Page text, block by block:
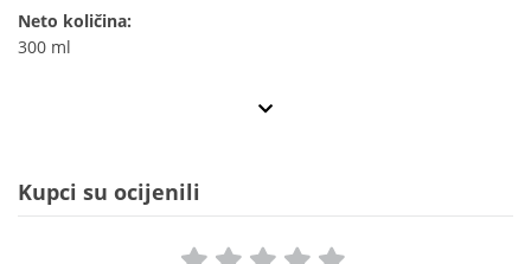
Neto količina:
300 ml
Kupci su ocijenili